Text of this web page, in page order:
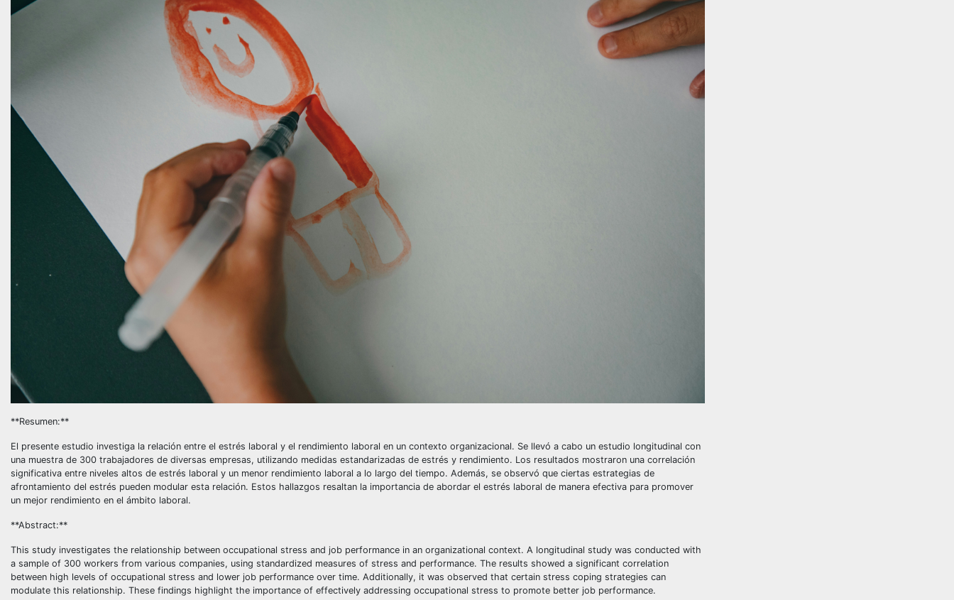
**Resumen:**
El presente estudio investiga la relación entre el estrés laboral y el rendimiento laboral en un contexto organizacional. Se llevó a cabo un estudio longitudinal con
una muestra de 300 trabajadores de diversas empresas, utilizando medidas estandarizadas de estrés y rendimiento. Los resultados mostraron una correlación
significativa entre niveles altos de estrés laboral y un menor rendimiento laboral a lo largo del tiempo. Además, se observó que ciertas estrategias de
afrontamiento del estrés pueden modular esta relación. Estos hallazgos resaltan la importancia de abordar el estrés laboral de manera efectiva para promover
un mejor rendimiento en el ámbito laboral.
**Abstract:**
This study investigates the relationship between occupational stress and job performance in an organizational context. A longitudinal study was conducted with
a sample of 300 workers from various companies, using standardized measures of stress and performance. The results showed a significant correlation
between high levels of occupational stress and lower job performance over time. Additionally, it was observed that certain stress coping strategies can
modulate this relationship. These findings highlight the importance of effectively addressing occupational stress to promote better job performance.